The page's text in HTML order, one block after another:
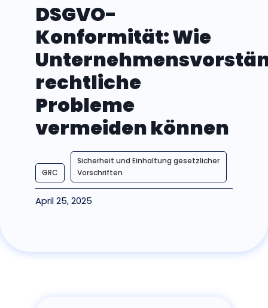
DSGVO-
Konformität: Wie
rechtliche
Probleme
vermeiden können
GRC
Sicherheit und Einhaltung gesetzlicher
Vorschriften
April 25, 2025